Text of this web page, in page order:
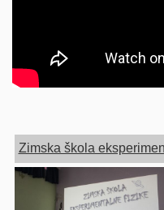
Zimska škola